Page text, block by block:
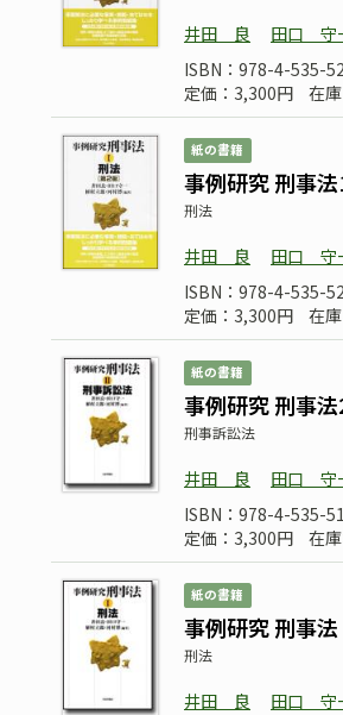
井田 良 田口 守
ISBN：978-4-535-
定価：3,300円
在
紙の書籍
事例研究 刑事法
刑法
井田 良 田口 守
ISBN：978-4-535-
定価：3,300円
在
紙の書籍
事例研究 刑事
刑事訴訟法
井田 良 田口 守
ISBN：978-4-535-
定価：3,300円
在
紙の書籍
事例研究 刑事法
刑法
井田 良 田口 守